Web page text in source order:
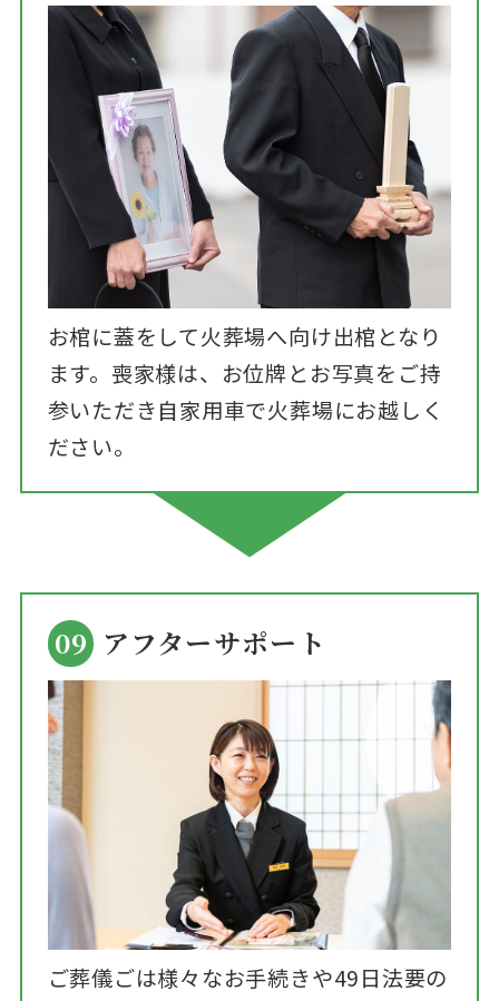
お棺に蓋をして火葬場へ向け出棺となり
ます。喪家様は、お位牌とお写真をご持
参いただき自家用車で火葬場にお越しく
ださい。
09 アフターサポート
ご葬儀ごは様々なお手続きや49日法要の